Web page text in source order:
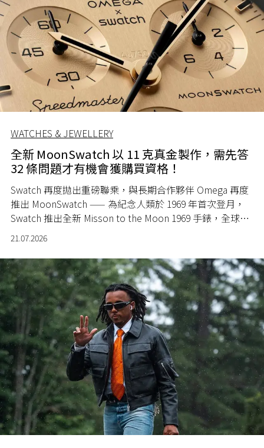
WATCHES & JEWELLERY
全新 MoonSwatch 以 11 克真金製作，需先答
32 條問題才有機會獲購買資格！
Swatch 再度拋出重磅聯乘，與長期合作夥伴 Omega 再度
推出 MoonSwatch —— 為紀念人類於 1969 年首次登月，
Swatch 推出全新 Misson to the Moon 1969 手錶，全球限
21.07.2026